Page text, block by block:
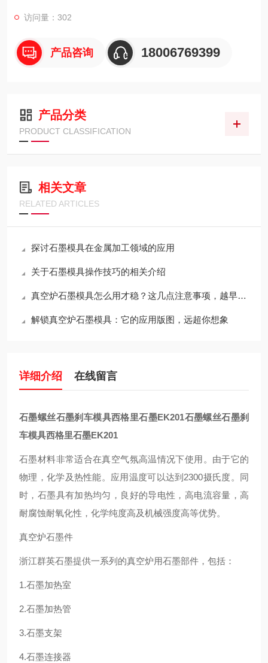
访问量：302
产品咨询 18006769399
产品分类
PRODUCT CLASSIFICATION
相关文章
RELATED ARTICLES
探讨石墨模具在金属加工领域的应用
关于石墨模具操作技巧的相关介绍
真空炉石墨模具怎么用才稳？这几点注意事项，越早知道越省心
解锁真空炉石墨模具：它的应用版图，远超你想象
详细介绍 在线留言
石墨螺丝石墨刹车模具西格里石墨EK201石墨螺丝石墨刹
车模具西格里石墨EK201
石墨材料非常适合在真空气氛高温情况下使用。由于它的
物理，化学及热性能。应用温度可以达到2300摄氏度。同
时，石墨具有加热均匀，良好的导电性，高电流容量，高
耐腐蚀耐氧化性，化学纯度高及机械强度高等优势。
真空炉石墨件
浙江群英石墨提供一系列的真空炉用石墨部件，包括：
1.石墨加热室
2.石墨加热管
3.石墨支架
4.石墨连接器